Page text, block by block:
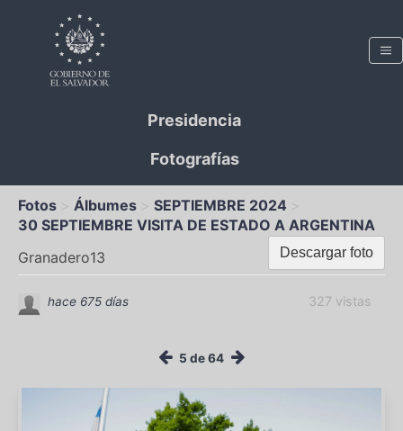
Presidencia
Fotografías
Fotos Álbumes
SEPTIEMBRE 2024
30 SEPTIEMBRE VISITA DE ESTADO A ARGENTINA
Descargar foto
Granadero13
327 vistas
hace 675 días
5 de 64